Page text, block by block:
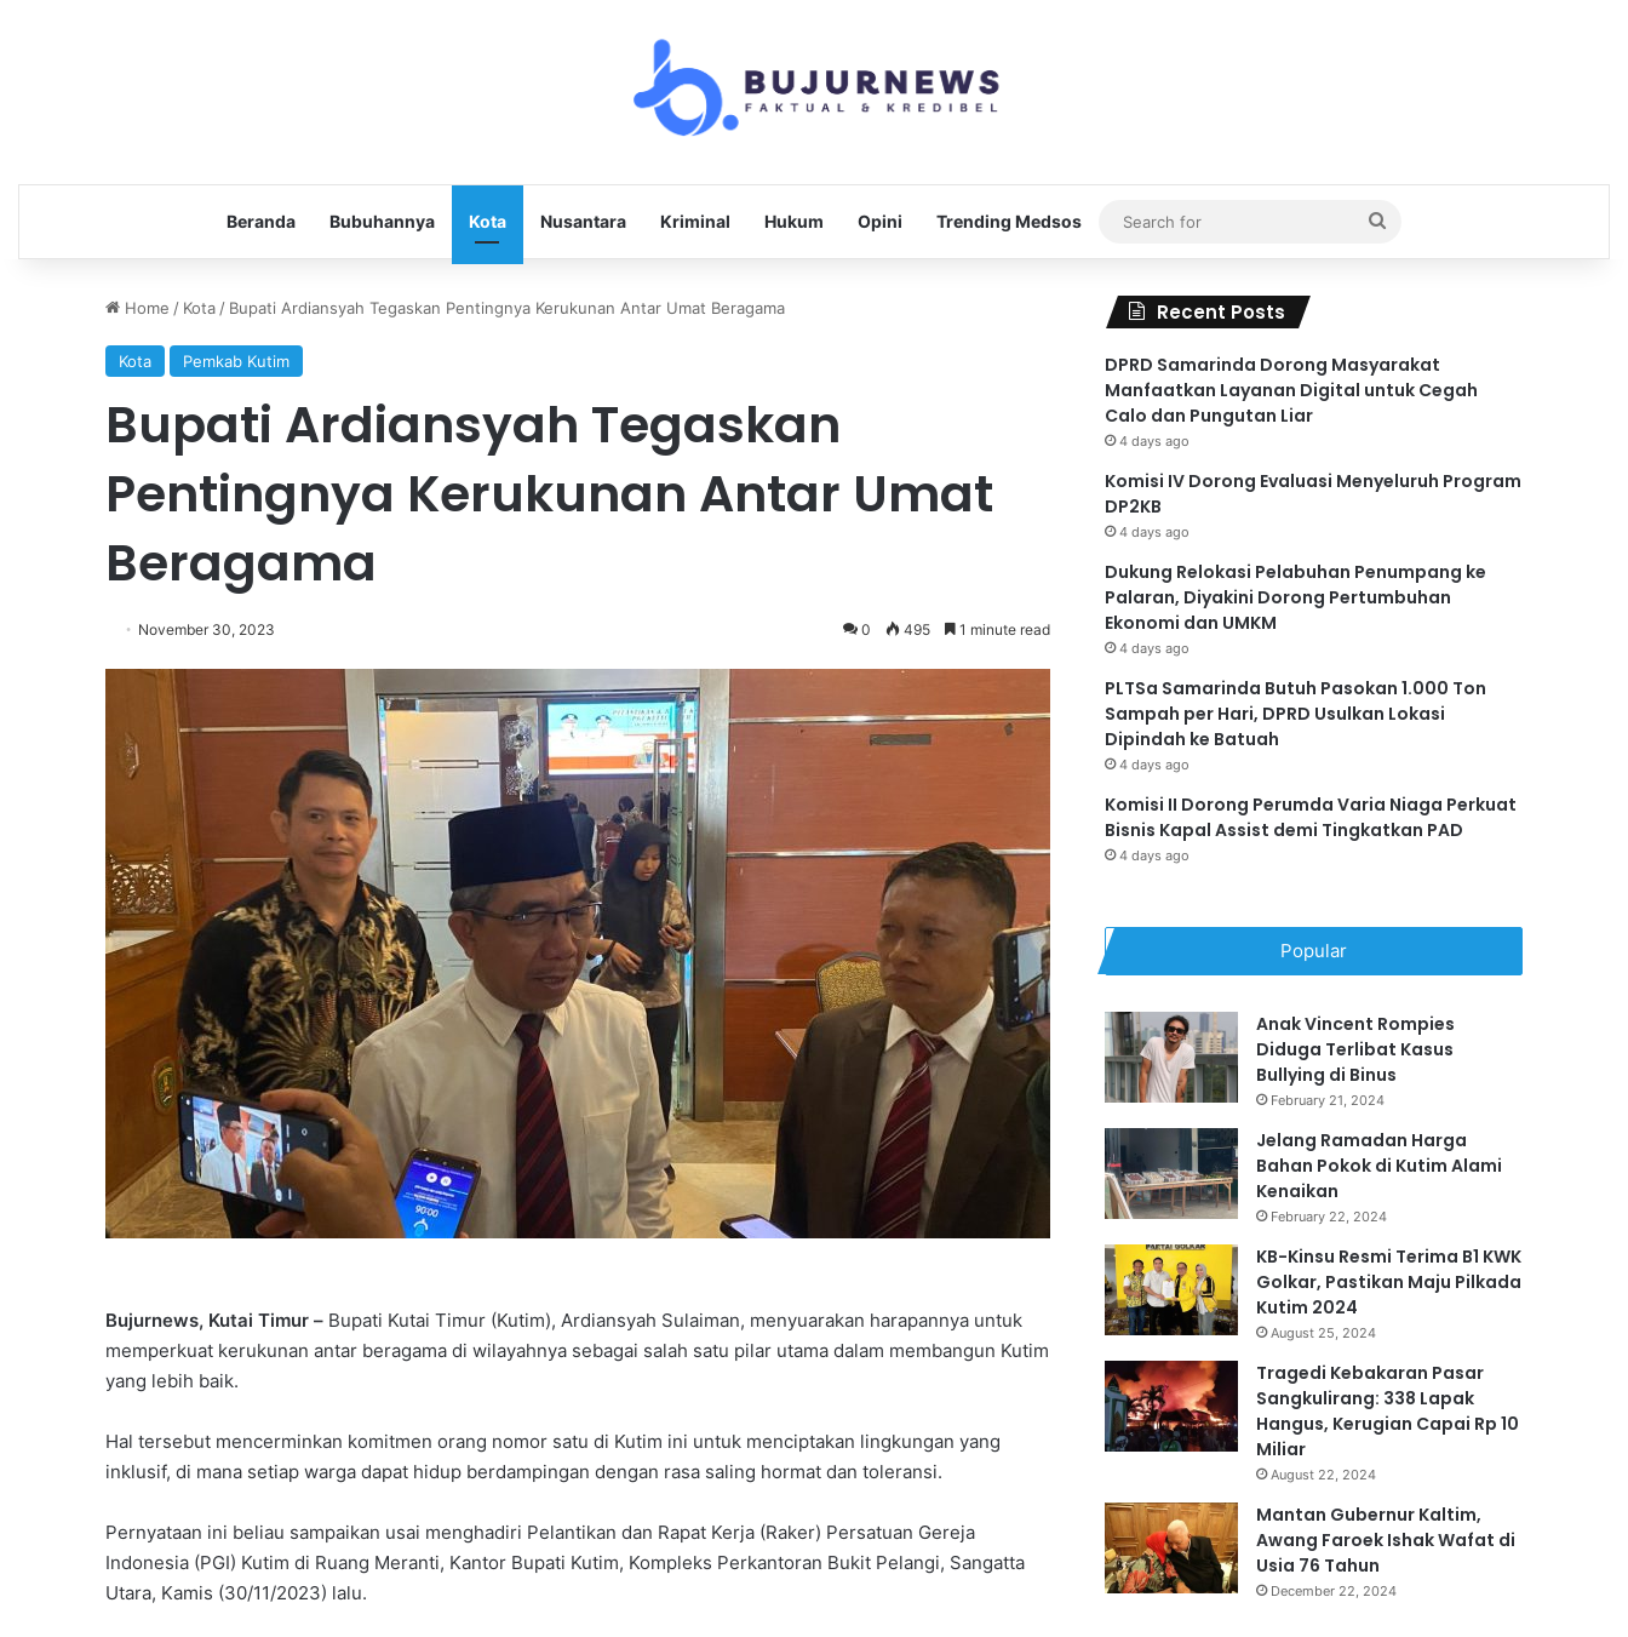
Beranda Bubuhannya Kota Nusantara Kriminal Hukum Opini Trending Medsos
Search
for
Home / Kota / Bupati Ardiansyah Tegaskan Pentingnya Kerukunan Antar Umat Beragama
Kota Pemkab Kutim
Bupati Ardiansyah Tegaskan
Pentingnya Kerukunan Antar Umat
Beragama
November 30, 2023 0 495 1 minute read
Bujurnews, Kutai Timur – Bupati Kutai Timur (Kutim), Ardiansyah Sulaiman, menyuarakan harapannya untuk
memperkuat kerukunan antar beragama di wilayahnya sebagai salah satu pilar utama dalam membangun Kutim
yang lebih baik.
Hal tersebut mencerminkan komitmen orang nomor satu di Kutim ini untuk menciptakan lingkungan yang
inklusif, di mana setiap warga dapat hidup berdampingan dengan rasa saling hormat dan toleransi.
Pernyataan ini beliau sampaikan usai menghadiri Pelantikan dan Rapat Kerja (Raker) Persatuan Gereja
Indonesia (PGI) Kutim di Ruang Meranti, Kantor Bupati Kutim, Kompleks Perkantoran Bukit Pelangi, Sangatta
Utara, Kamis (30/11/2023) lalu.
Recent Posts
DPRD Samarinda Dorong Masyarakat
Manfaatkan Layanan Digital untuk Cegah
Calo dan Pungutan Liar
4 days ago
Komisi IV Dorong Evaluasi Menyeluruh Program
DP2KB
4 days ago
Dukung Relokasi Pelabuhan Penumpang ke
Palaran, Diyakini Dorong Pertumbuhan
Ekonomi dan UMKM
4 days ago
PLTSa Samarinda Butuh Pasokan 1.000 Ton
Sampah per Hari, DPRD Usulkan Lokasi
Dipindah ke Batuah
4 days ago
Komisi II Dorong Perumda Varia Niaga Perkuat
Bisnis Kapal Assist demi Tingkatkan PAD
4 days ago
Popular
Anak Vincent Rompies
Diduga Terlibat Kasus
Bullying di Binus
February 21, 2024
Jelang Ramadan Harga
Bahan Pokok di Kutim Alami
Kenaikan
February 22, 2024
KB-Kinsu Resmi Terima B1 KWK
Golkar, Pastikan Maju Pilkada
Kutim 2024
August 25, 2024
Tragedi Kebakaran Pasar
Sangkulirang: 338 Lapak
Hangus, Kerugian Capai Rp 10
Miliar
August 22, 2024
Mantan Gubernur Kaltim,
Awang Faroek Ishak Wafat di
Usia 76 Tahun
December 22, 2024